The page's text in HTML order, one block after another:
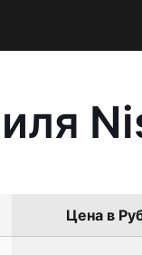
Цена в